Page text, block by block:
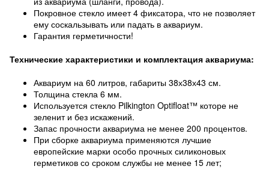
Покровное стекло имеет 4 фиксатора, что не позволяет
ему соскальзывать или падать в аквариум.
Гарантия герметичности!
Технические характеристики и комплектация аквариума:
Аквариум на 60 литров, габариты 38х38х43 см.
Толщина стекла 6 мм.
Используется стекло Pilkington Optifloat™ которе не
зеленит и без искажений.
Запас прочности аквариума не менее 200 процентов.
При сборке аквариума применяются лучшие
европейские марки особо прочных силиконовых
герметиков со сроком службы не менее 15 лет;